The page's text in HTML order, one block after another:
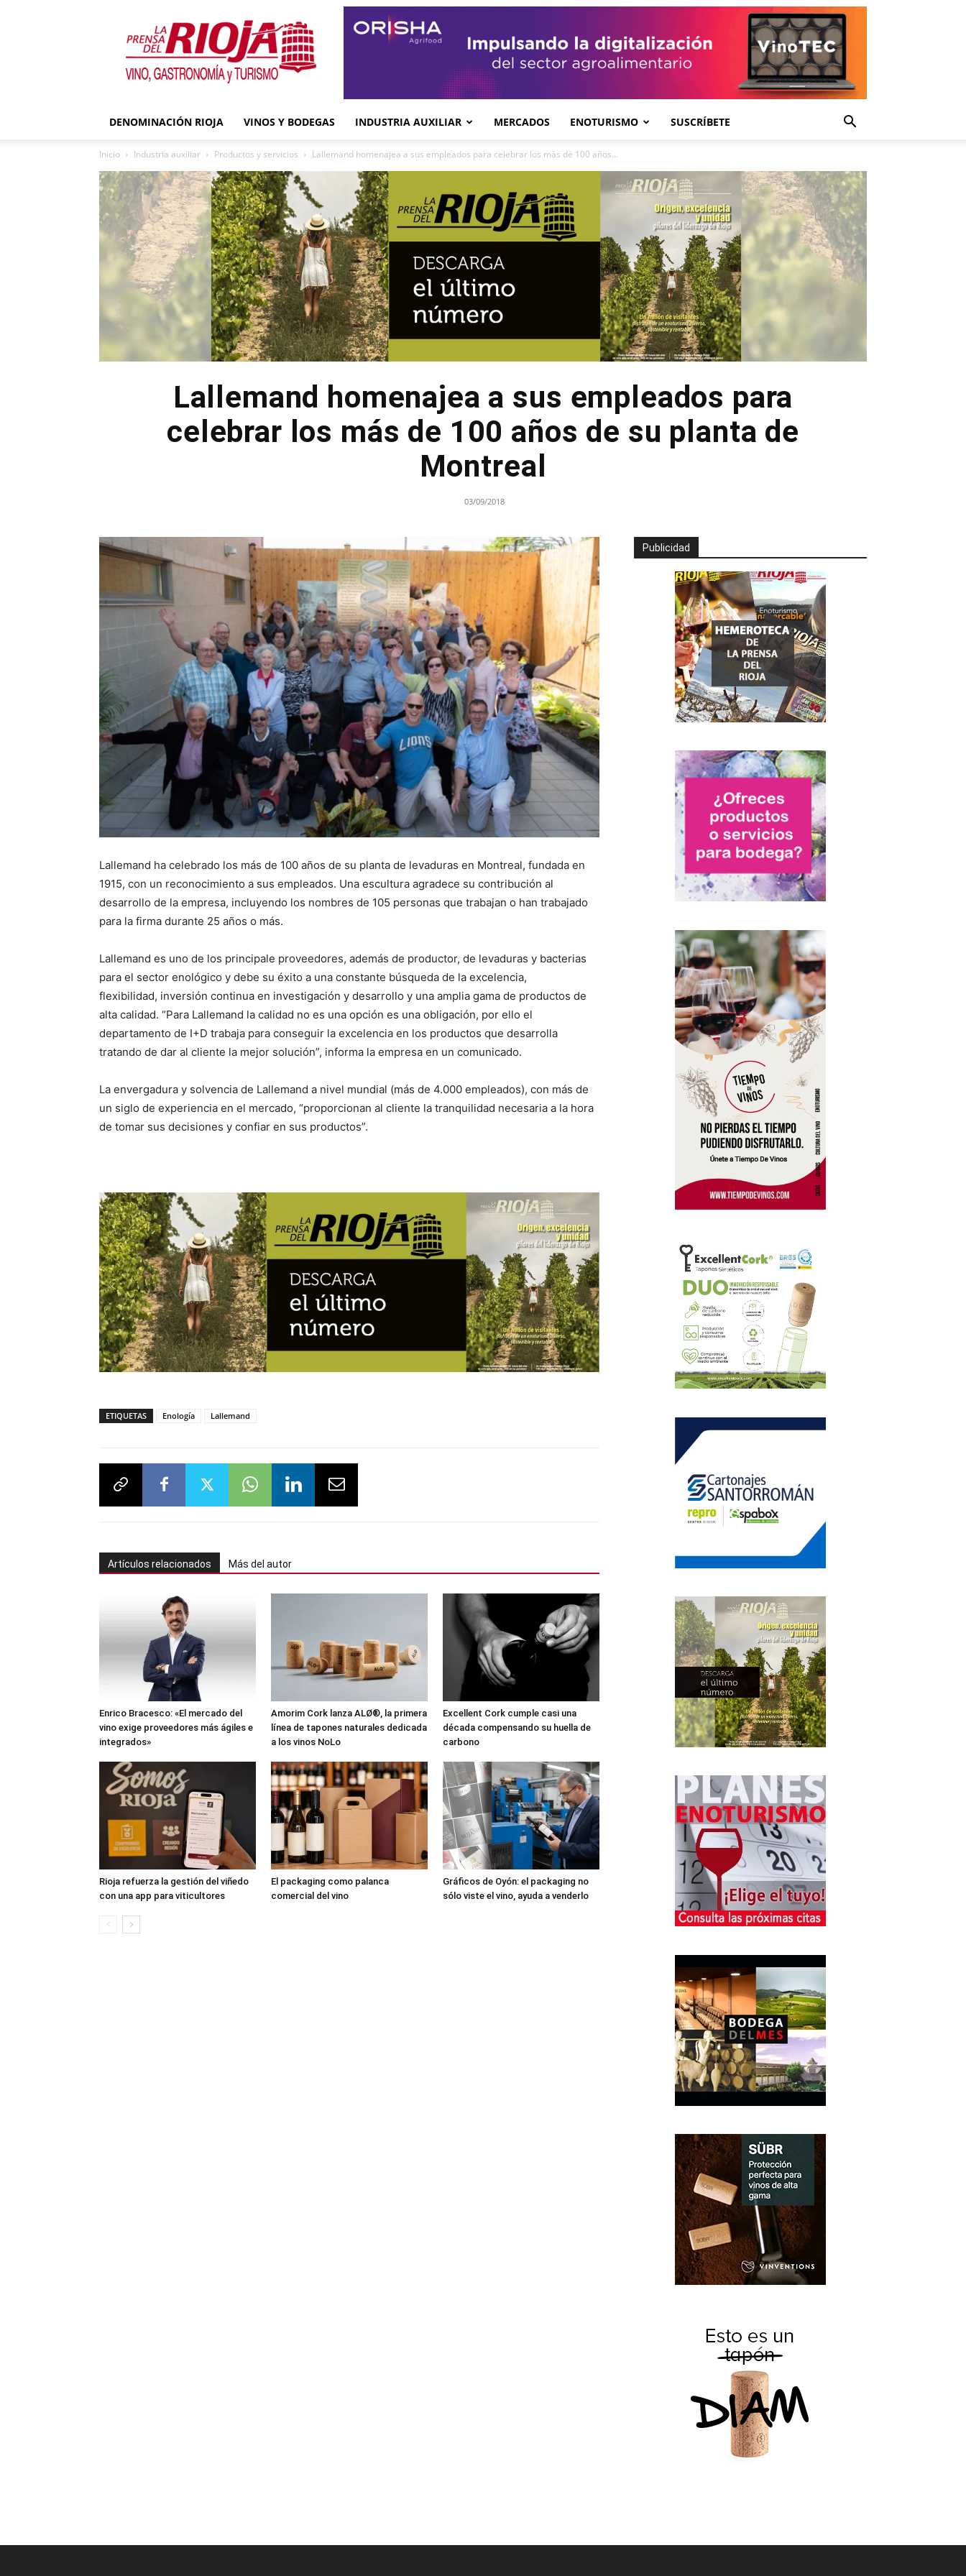
La
Prensa
del
Rioja
DENOMINACIÓN RIOJA VINOS Y BODEGAS INDUSTRIA AUXILIAR MERCADOS ENOTURISMO SUSCRÍBETE
Inicio Industria auxiliar Productos y servicios Lallemand homenajea a sus empleados para celebrar los más de 100 años...
Lallemand homenajea a sus empleados para
celebrar los más de 100 años de su planta de
Montreal
03/09/2018
Lallemand ha celebrado los más de 100 años de su planta de levaduras en Montreal, fundada en
1915, con un reconocimiento a sus empleados. Una escultura agradece su contribución al
desarrollo de la empresa, incluyendo los nombres de 105 personas que trabajan o han trabajado
para la firma durante 25 años o más.
Lallemand es uno de los principale proveedores, además de productor, de levaduras y bacterias
para el sector enológico y debe su éxito a una constante búsqueda de la excelencia,
flexibilidad, inversión continua en investigación y desarrollo y una amplia gama de productos de
alta calidad. “Para Lallemand la calidad no es una opción es una obligación, por ello el
departamento de I+D trabaja para conseguir la excelencia en los productos que desarrolla
tratando de dar al cliente la mejor solución”, informa la empresa en un comunicado.
La envergadura y solvencia de Lallemand a nivel mundial (más de 4.000 empleados), con más de
un siglo de experiencia en el mercado, “proporcionan al cliente la tranquilidad necesaria a la hora
de tomar sus decisiones y confiar en sus productos”.
ETIQUETAS Enología Lallemand
Artículos relacionados Más del autor
Enrico Bracesco: «El mercado del
vino exige proveedores más ágiles e
integrados»
Amorim Cork lanza ALØ®, la primera
línea de tapones naturales dedicada
a los vinos NoLo
Excellent Cork cumple casi una
década compensando su huella de
carbono
Rioja refuerza la gestión del viñedo
con una app para viticultores
El packaging como palanca
comercial del vino
Gráficos de Oyón: el packaging no
sólo viste el vino, ayuda a venderlo
Publicidad